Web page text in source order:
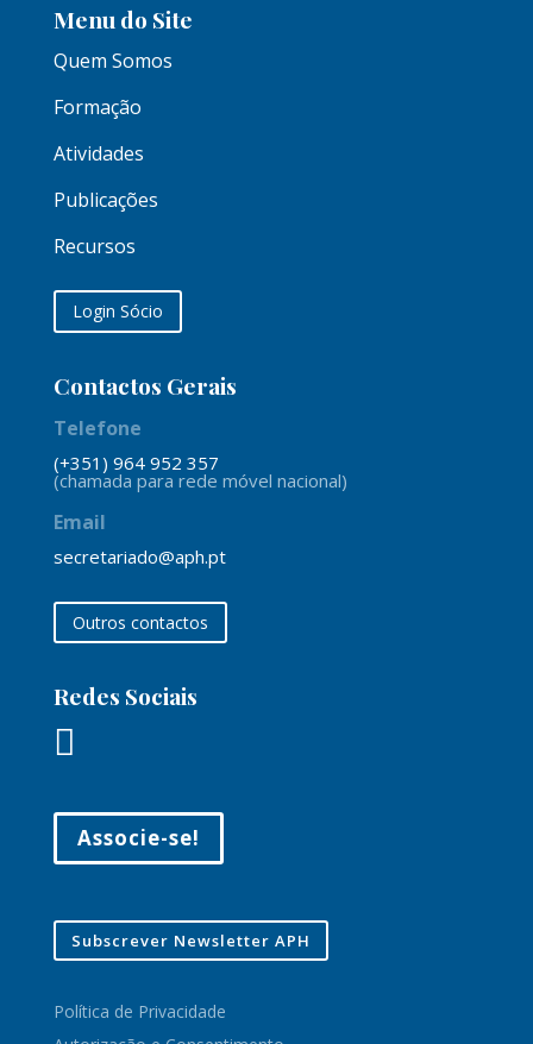
Menu do Site
Quem Somos
Formação
Atividades
Publicações
Recursos
Login Sócio
Contactos Gerais
Telefone
(+351) 964 952 357
(chamada para rede móvel nacional)
Email
secretariado@aph.pt
Outros contactos
Redes Sociais

Associe-se!
Subscrever Newsletter APH
Política de Privacidade